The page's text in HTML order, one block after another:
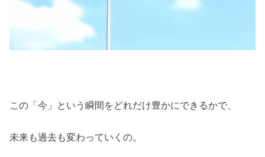
この「今」という瞬間をどれだけ豊かにできるかで、
未来も過去も変わっていくの。